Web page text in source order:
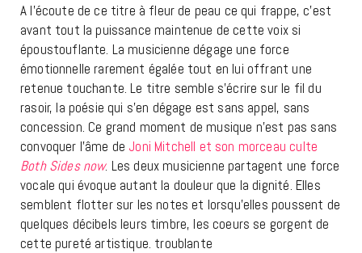
A l’écoute de ce titre à fleur de peau ce qui frappe, c’est
avant tout la puissance maintenue de cette voix si
époustouflante. La musicienne dégage une force
émotionnelle rarement égalée tout en lui offrant une
retenue touchante. Le titre semble s’écrire sur le fil du
rasoir, la poésie qui s’en dégage est sans appel, sans
concession. Ce grand moment de musique n’est pas sans
convoquer l’âme de Joni Mitchell et son morceau culte
Both Sides now. Les deux musicienne partagent une force
vocale qui évoque autant la douleur que la dignité. Elles
semblent flotter sur les notes et lorsqu’elles poussent de
quelques décibels leurs timbre, les coeurs se gorgent de
cette pureté artistique. troublante